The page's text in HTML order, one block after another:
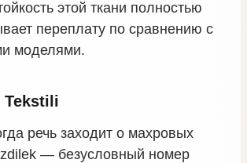
этой ткани полностью
переплату по сравнению с
моделями.
Tekstili
речь заходит о махровых
— безусловный номер